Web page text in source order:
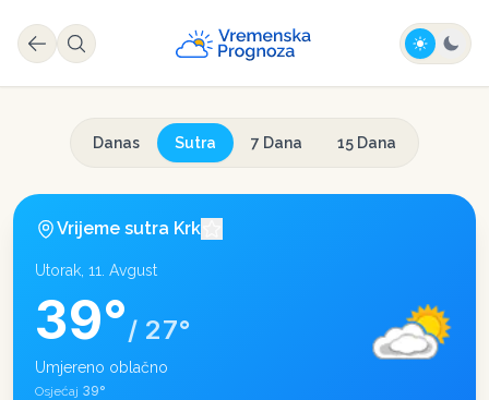
Danas Sutra 7 Dana 15 Dana
Vrijeme sutra Krk
Utorak, 11. Avgust
39°/ 27°
Umjereno oblačno
Osjećaj 39°